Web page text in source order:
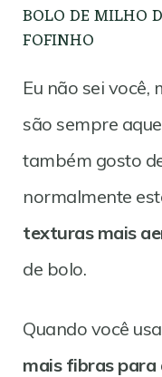
BOLO DE MILHO
FOFINHO
Eu não sei você,
são sempre
também gosto
normalmente
texturas mais
de bolo.
Quando você
mais fibras para